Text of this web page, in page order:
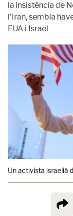
la insistència de
l'Iran, sembla
EUA i Israel
Un activista israelià